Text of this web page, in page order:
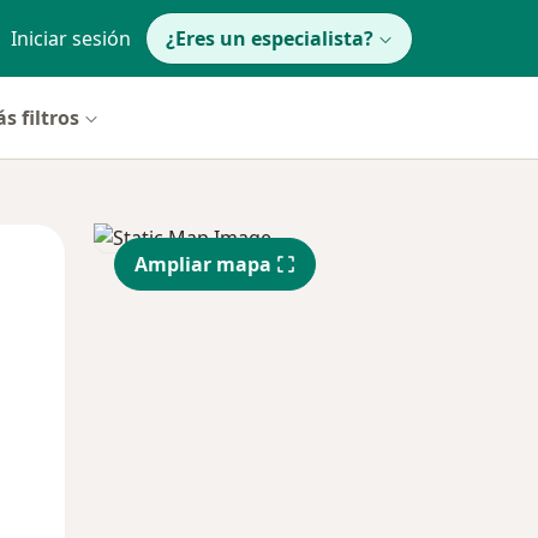
Iniciar sesión ¿Eres un especialista?
filtros
Mar
11 Ago
Mié
12 Ago
Ampliar mapa